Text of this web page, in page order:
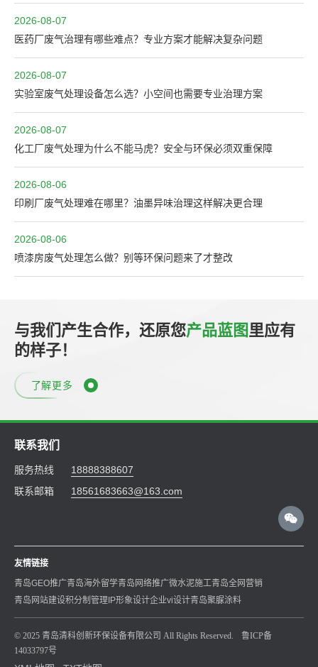
2026-08-07
医药厂废气治理有哪些难点？专业方案才能解决复杂问题
2026-08-07
实验室废气处理设备怎么选？小空间也需要专业治理方案
2026-08-07
化工厂废气处理为什么不能马虎？安全与环保必须双重保障
2026-08-06
印刷厂废气处理难在哪里？油墨异味治理这样解决更合理
2026-08-06
喷漆房废气处理怎么做？别等环保问题来了才整改
与我们产生合作，还原您产品蓝图里应有
的样子！
了解更多
联系我们
服务热线
18888388607
联系邮箱
18561683663@163.com
友情链接
青岛GEO推广青岛海外留学青岛网络推广微水泥施工青岛全网营销
青岛网站建设积分制管理 IP形象设计企业vi设计青岛聚脲涂料
© 2025 青岛清科创新环保设备有限公司 All Rights Reserved.
鲁ICP备
14033797号